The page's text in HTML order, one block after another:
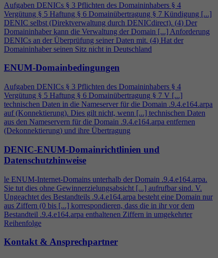
Aufgaben DENICs § 3 Pflichten des Domaininhabers § 4
Vergütung § 5 Haftung § 6 Domainübertragung § 7 Kündigung [...]
DENIC selbst (Direktverwaltung durch DENICdirect). (4) Der
Domaininhaber kann die Verwaltung der Domain [...] Anforderung
DENICs an der Überprüfung seiner Daten mit. (4) Hat der
Domaininhaber seinen Sitz nicht in Deutschland
ENUM-Domainbedingungen
Aufgaben DENICs § 3 Pflichten des Domaininhabers § 4
Vergütung § 5 Haftung § 6 Domainübertragung § 7 V [...]
technischen Daten in die Nameserver für die Domain .9.4.e164.arpa
auf (Konnektierung). Dies gilt nicht, wenn [...] technischen Daten
aus den Nameservern für die Domain .9.4.e164.arpa entfernen
(Dekonnektierung) und ihre Übertragung
DENIC-ENUM-Domainrichtlinien und
Datenschutzhinweise
le ENUM-Internet-Domains unterhalb der Domain .9.4.e164.arpa.
Sie tut dies ohne Gewinnerzielungsabsicht [...] aufrufbar sind. V.
Ungeachtet des Bestandteils .9.4.e164.arpa besteht eine Domain nur
aus Ziffern (0 bis [...] korrespondieren, dass die in ihr vor dem
Bestandteil .9.4.e164.arpa enthaltenen Ziffern in umgekehrter
Reihenfolge
Kontakt & Ansprechpartner